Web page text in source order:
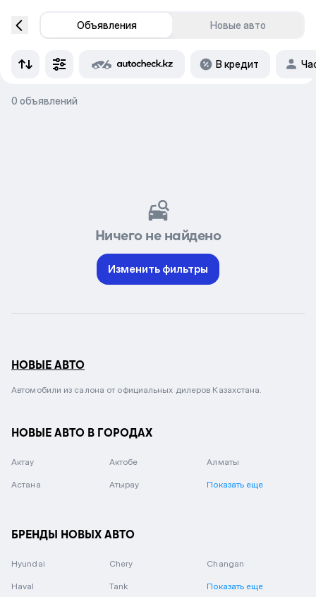
Объявления Новые авто
В кредит
0 объявлений
Ничего не найдено
Изменить фильтры
НОВЫЕ АВТО
Автомобили из салона от официальных дилеров Казахстана.
НОВЫЕ АВТО В ГОРОДАХ
Актау Актобе Алматы
Астана Атырау Показать еще
БРЕНДЫ НОВЫХ АВТО
Hyundai Chery Changan
Haval Tank Показать еще